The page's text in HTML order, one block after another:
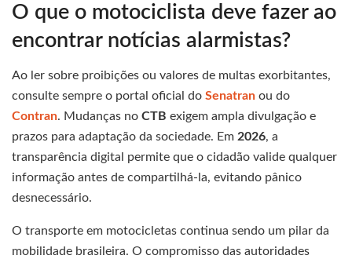
O que o motociclista deve fazer ao
encontrar notícias alarmistas?
Ao ler sobre proibições ou valores de multas exorbitantes,
consulte sempre o portal oficial do Senatran ou do
Contran. Mudanças no CTB exigem ampla divulgação e
prazos para adaptação da sociedade. Em 2026, a
transparência digital permite que o cidadão valide qualquer
informação antes de compartilhá-la, evitando pânico
desnecessário.
O transporte em motocicletas continua sendo um pilar da
mobilidade brasileira. O compromisso das autoridades